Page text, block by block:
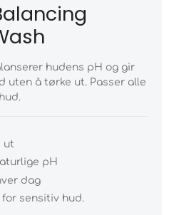
hudens pH og gir
uten å tørke ut. Passer alle
ut
pH
dag
for sensitiv hud.